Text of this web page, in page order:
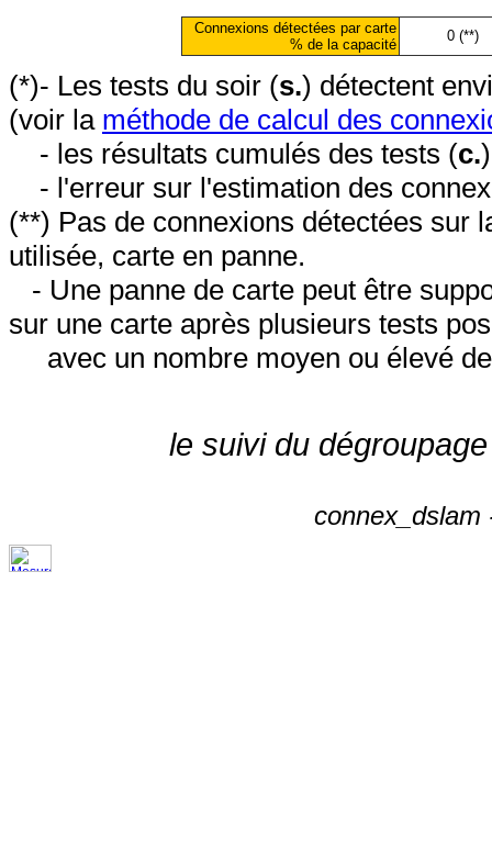
Connexions détectées par carte
% de la capacité
0 (**)
(*)- Les tests du soir (s.) détectent
(voir la méthode de calcul des
- les résultats cumulés des tests (c.
- l'erreur sur l'estimation des
(**) Pas de connexions détectées sur
utilisée, carte en panne.
- Une panne de carte peut être
sur une carte après plusieurs tests
avec un nombre moyen ou élevé
le suivi du
connex_dslam